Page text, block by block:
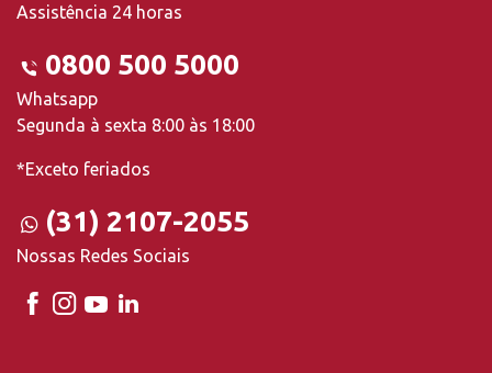
Assistência 24 horas
0800 500 5000
Whatsapp
Segunda à sexta 8:00 às 18:00
*Exceto feriados
(31) 2107-2055
Nossas Redes Sociais